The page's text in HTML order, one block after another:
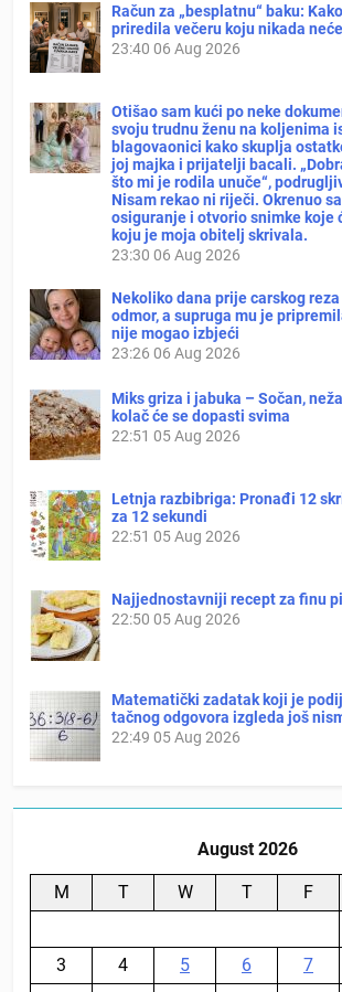
Račun za „besplatnu“ baku:
priredila večeru koju nikada
23:40 06 Aug 2026
Otišao sam kući po neke
svoju trudnu ženu na koljenima
blagovaonici kako skuplja
joj majka i prijatelji bacali.
što mi je rodila unuče“,
Nisam rekao ni riječi. Okrenuo
osiguranje i otvorio snimke koje
koju je moja obitelj skrivala.
23:30 06 Aug 2026
Nekoliko dana prije carskog
odmor, a supruga mu je
nije mogao izbjeći
23:26 06 Aug 2026
Miks griza i jabuka – Sočan,
kolač će se dopasti svima
22:51 05 Aug 2026
Letnja razbibriga: Pronađi 12
za 12 sekundi
22:51 05 Aug 2026
Najjednostavniji recept za finu
22:50 05 Aug 2026
Matematički zadatak koji je
tačnog odgovora izgleda još
22:49 05 Aug 2026
August 2026
M T W T F
3
4 5 6 7